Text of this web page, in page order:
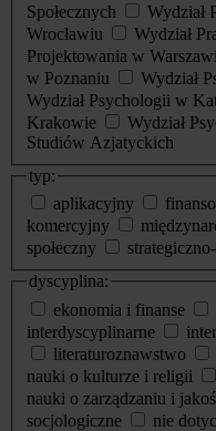
Społecznych
Wydział
Wrocławiu
Wydział
Projektowania w
w Poznaniu
Wydział
Wydział Psychologii w
Krakowie
Wydział
Studiów Azjatyckich
typ:
aplikacyjny
komercyjny
społeczny
dyscyplina:
ekonomia i finanse
interdyscyplinarne
literaturoznawstwo
nauki o kulturze i religii
nauki o zarządzaniu i
socjologiczne
nie